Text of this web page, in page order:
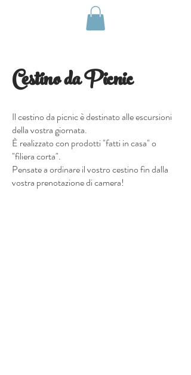
Cestino da Picnic
Il cestino da picnic è destinato alle escursioni
della vostra giornata.
È realizzato con prodotti "fatti in casa" o
"filiera corta".
Pensate a ordinare il vostro cestino fin dalla
vostra prenotazione di camera!